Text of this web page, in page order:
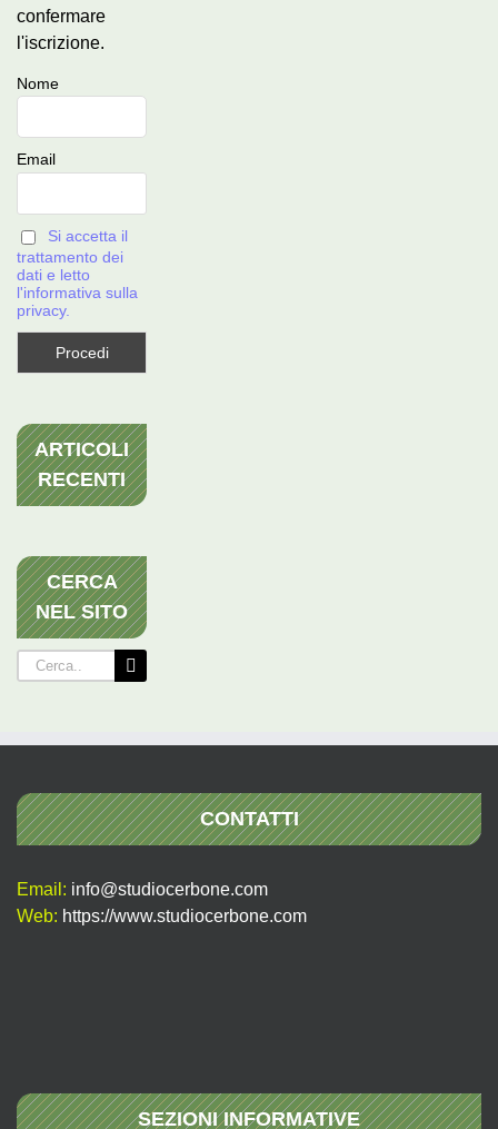
confermare
l'iscrizione.
Nome
Email
Si accetta il
trattamento dei
dati e letto
l'informativa sulla
privacy.
ARTICOLI
RECENTI
CERCA
NEL SITO
Cerca
per:
CONTATTI
Email: info@studiocerbone.com
Web: https://www.studiocerbone.com
SEZIONI INFORMATIVE